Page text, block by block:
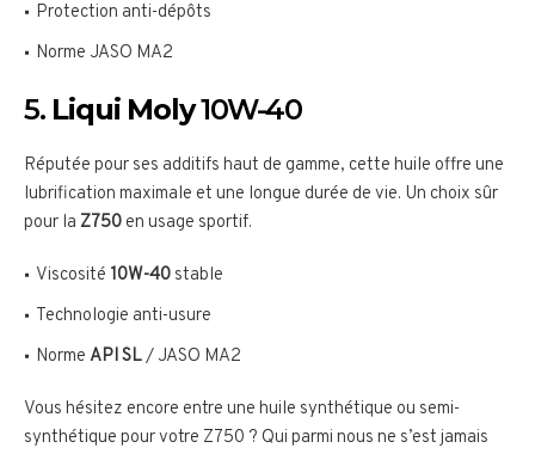
Protection anti-dépôts
Norme JASO MA2
5. Liqui Moly10W-40
Réputée pour ses additifs haut de gamme, cette huile offre une
lubrification maximale et une longue durée de vie. Un choix sûr
pour la Z750 en usage sportif.
Viscosité 10W-40 stable
Technologie anti-usure
Norme API SL/ JASO MA2
Vous hésitez encore entre une huile synthétique ou semi-
synthétique pour votre Z750 ? Qui parmi nous ne s’est jamais